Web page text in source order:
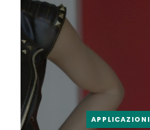
APPLICAZIONI